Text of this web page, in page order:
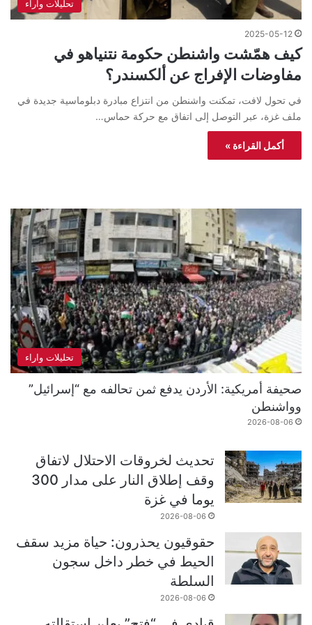
تحليلات واراء
2025-05-12
كيف همّشت واشنطن حكومة نتنياهو في
مفاوضات الإفراج عن ألكسندر؟
في تحول لافت، تمكنت واشنطن من انتزاع مبادرة دبلوماسية جديدة في
ملف غزة، عبر التوصل إلى اتفاق مع حركة حماس…
أكمل القراءة »
تحليلات واراء
صحيفة أمريكية: الأردن يدفع ثمن تحالفه مع “إسرائيل”
وواشنطن
2026-08-06
تحديث لخروقات الاحتلال لاتفاق
وقف إطلاق النار على مدار 300
يوما في غزة
2026-08-06
حقوقيون يحذرون: حياة مزيد سقف
الحيط في خطر داخل سجون
السلطة
2026-08-06